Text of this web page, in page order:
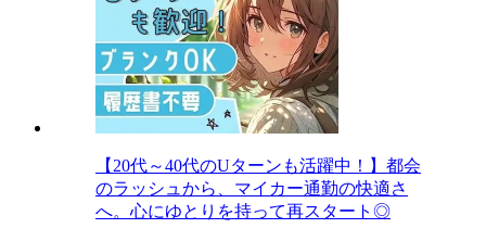
【20代～40代のUターンも活躍中！】都会
のラッシュから、マイカー通勤の快適さ
へ。心にゆとりを持って再スタート◎